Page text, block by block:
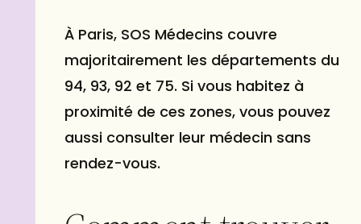
À Paris, SOS Médecins couvre
majoritairement les départements du
94, 93, 92 et 75. Si vous habitez à
proximité de ces zones, vous pouvez
aussi consulter leur médecin sans
rendez-vous.